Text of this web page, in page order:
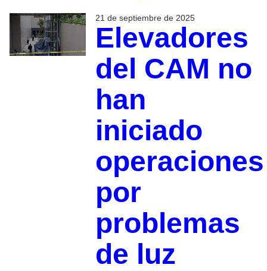
21 de septiembre de 2025
Elevadores
del CAM no
han
iniciado
operaciones
por
problemas
de luz